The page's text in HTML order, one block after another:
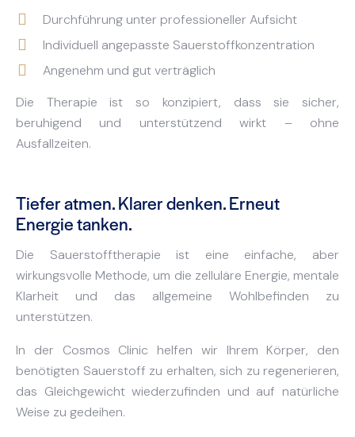
Durchführung unter professioneller Aufsicht
Individuell angepasste Sauerstoffkonzentration
Angenehm und gut verträglich
Die Therapie ist so konzipiert, dass sie sicher,
beruhigend und unterstützend wirkt – ohne
Ausfallzeiten.
Tiefer atmen. Klarer denken. Erneut
Energie tanken.
Die Sauerstofftherapie ist eine einfache, aber
wirkungsvolle Methode, um die zelluläre Energie, mentale
Klarheit und das allgemeine Wohlbefinden zu
unterstützen.
In der Cosmos Clinic helfen wir Ihrem Körper, den
benötigten Sauerstoff zu erhalten, sich zu regenerieren,
das Gleichgewicht wiederzufinden und auf natürliche
Weise zu gedeihen.